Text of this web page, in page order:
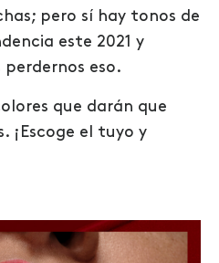
pero sí hay tonos de
este 2021 y
eso.
que darán que
¡Escoge el tuyo y